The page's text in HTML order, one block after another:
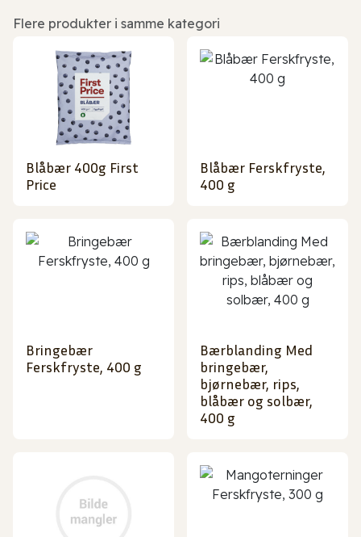
Flere produkter i samme kategori
Blåbær 400g First
Price
Blåbær Ferskfryste,
400 g
Bringebær
Ferskfryste, 400 g
Bærblanding Med
bringebær,
bjørnebær, rips,
blåbær og solbær,
400 g